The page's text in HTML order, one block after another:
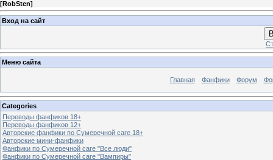
[RobSten]
Вход на сайт
Меню сайта
Главная Фанфики Форум
Categories
Переводы фанфиков 18+
Переводы фанфиков 12+
Авторские фанфики по Сумеречной саге 18+
Авторские мини-фанфики
Фанфики по Сумеречной саге "Все люди"
Фанфики по Сумеречной саге "Вампиры"